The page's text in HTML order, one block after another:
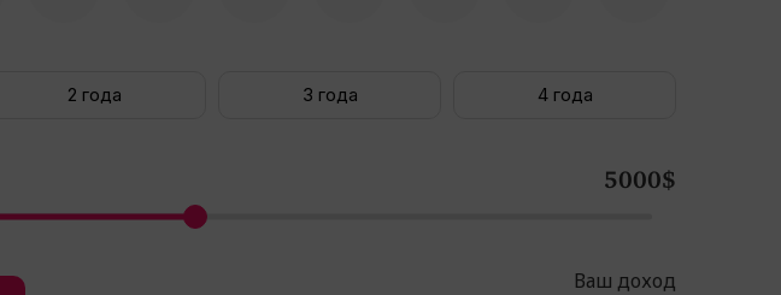
2 года 3 года 4 года
5000$
Ваш доход